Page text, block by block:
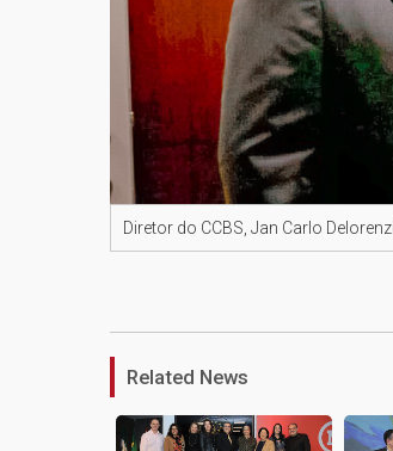
Diretor do CCBS, Jan Carlo
Related News